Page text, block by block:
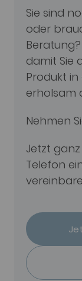
Sie sind
oder
damit Sie
Produkt
erholsam
Nehmen
Jetzt
Telefon